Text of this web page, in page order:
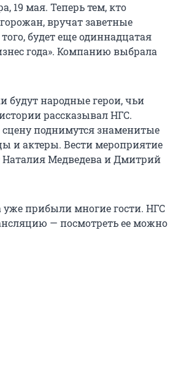
19 мая. Теперь тем, кто
вручат заветные
будет еще одиннадцатая
года». Компанию выбрала
будут народные герои, чьи
рассказывал НГС.
поднимутся знаменитые
и актеры. Вести мероприятие
Наталия Медведева и Дмитрий
прибыли многие гости. НГС
— посмотреть ее можно